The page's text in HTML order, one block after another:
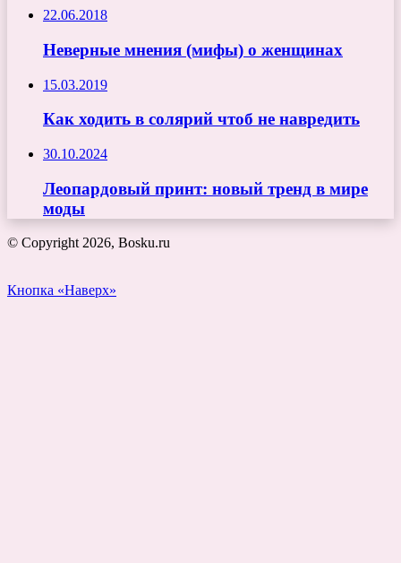
22.06.2018
Неверные мнения (мифы) о женщинах
15.03.2019
Как ходить в солярий чтоб не навредить
30.10.2024
Леопардовый принт: новый тренд в мире
моды
© Copyright 2026, Bosku.ru
Кнопка «Наверх»